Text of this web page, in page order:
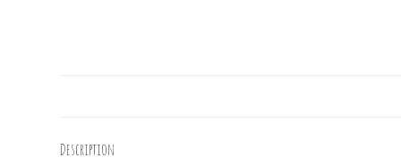
Description